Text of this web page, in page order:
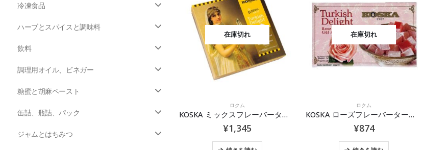
在庫切れ
ロクム
KOSKA ミックスフレーバーターキッシュデライト 350g
¥1,345
在庫切れ
ロクム
KOSKA ローズフレーバーターキッシュデライト 125g
¥874
冷凍食品
ハーブとスパイスと調味料
飲料
調理用オイル、ビネガー
糖蜜と胡麻ペースト
缶詰、瓶詰、パック
ジャムとはちみつ